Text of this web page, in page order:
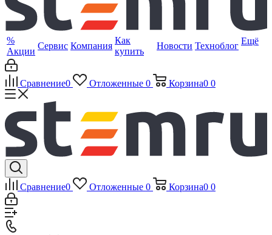
%
Акции
Сервис Компания
Как
купить
Новости Техноблог Ещё
Сравнение0 Отложенные 0 Корзина0 0
Сравнение0 Отложенные 0 Корзина0 0